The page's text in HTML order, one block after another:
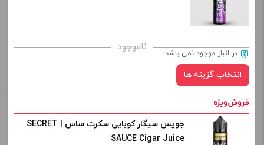
ناموجود در انبار موجود نمی باشد
انتخاب گزینه ها
نیکوتین:
جویس سیگار کوبایی سکرت ساس | SECRET
SAUCE Cigar Juice